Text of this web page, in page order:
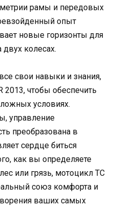
рамы и передовых
опыт
новые горизонты для
колесах.
свои навыки и знания,
2013, чтобы обеспечить
условиях.
управление
преобразована в
сердце биться
как вы определяете
или грязь, мотоцикл TC
союз комфорта и
ваших самых